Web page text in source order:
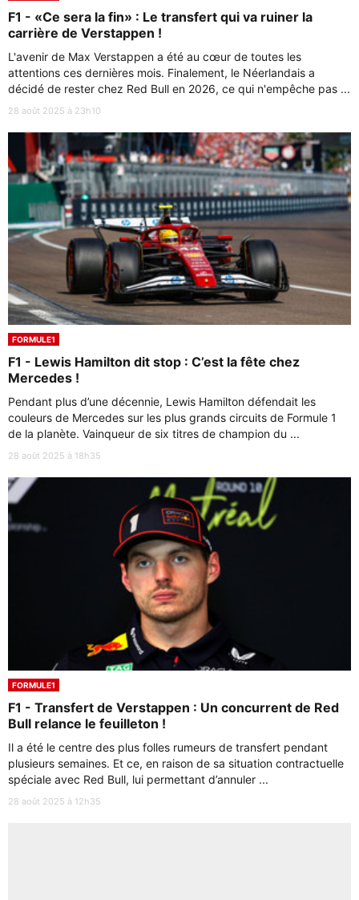
F1 - «Ce sera la fin» : Le transfert qui va ruiner la
carrière de Verstappen !
L'avenir de Max Verstappen a été au cœur de toutes les
attentions ces dernières mois. Finalement, le Néerlandais a
décidé de rester chez Red Bull en 2026, ce qui n'empêche pas ...
28 août 2025 à 23h10
FORMULE1
F1 - Lewis Hamilton dit stop : C’est la fête chez
Mercedes !
Pendant plus d’une décennie, Lewis Hamilton défendait les
couleurs de Mercedes sur les plus grands circuits de Formule 1
de la planète. Vainqueur de six titres de champion du ...
28 août 2025 à 18h35
FORMULE1
F1 - Transfert de Verstappen : Un concurrent de Red
Bull relance le feuilleton !
Il a été le centre des plus folles rumeurs de transfert pendant
plusieurs semaines. Et ce, en raison de sa situation contractuelle
spéciale avec Red Bull, lui permettant d’annuler ...
28 août 2025 à 12h35